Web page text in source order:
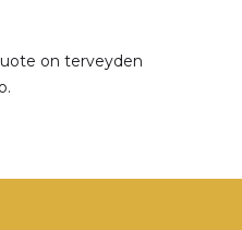
on terveyden